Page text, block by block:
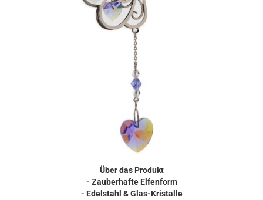
Über das Produkt
- Zauberhafte Elfenform
- Edelstahl & Glas-Kristalle